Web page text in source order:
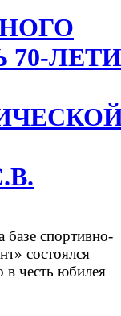
70-
базе спортивно-
состоялся
честь юбилея